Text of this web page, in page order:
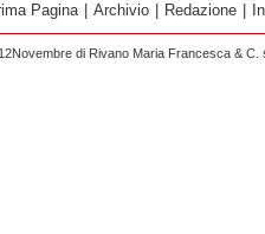
Pagina Archivio Redazione
di Rivano Maria Francesca &